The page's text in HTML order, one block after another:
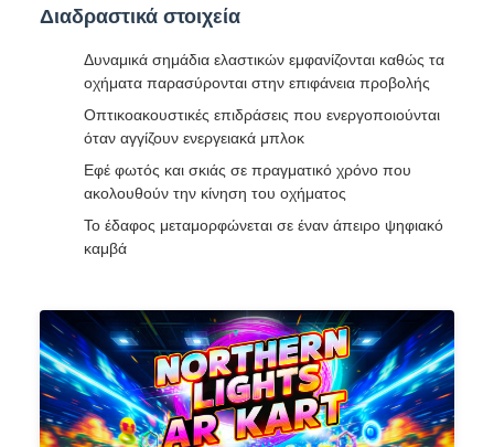
Διαδραστικά στοιχεία
Δυναμικά σημάδια ελαστικών εμφανίζονται καθώς τα
οχήματα παρασύρονται στην επιφάνεια προβολής
Οπτικοακουστικές επιδράσεις που ενεργοποιούνται
όταν αγγίζουν ενεργειακά μπλοκ
Εφέ φωτός και σκιάς σε πραγματικό χρόνο που
ακολουθούν την κίνηση του οχήματος
Το έδαφος μεταμορφώνεται σε έναν άπειρο ψηφιακό
καμβά